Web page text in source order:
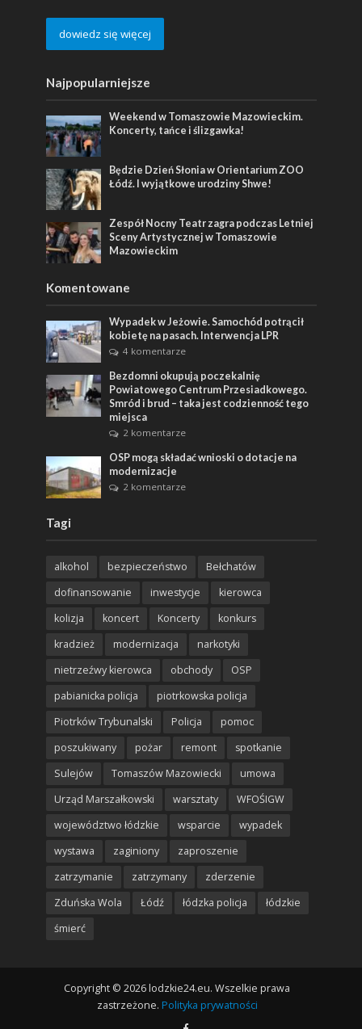
dowiedz się więcej
Najpopularniejsze
Weekend w Tomaszowie Mazowieckim.
Koncerty, tańce i ślizgawka!
Będzie Dzień Słonia w Orientarium ZOO
Łódź. I wyjątkowe urodziny Shwe!
Zespół Nocny Teatr zagra podczas Letniej
Sceny Artystycznej w Tomaszowie
Mazowieckim
Komentowane
Wypadek w Jeżowie. Samochód potrącił
kobietę na pasach. Interwencja LPR
4 komentarze
Bezdomni okupują poczekalnię
Powiatowego Centrum Przesiadkowego.
Smród i brud – taka jest codzienność tego
miejsca
2 komentarze
OSP mogą składać wnioski o dotacje na
modernizacje
2 komentarze
Tagi
alkohol bezpieczeństwo
Bełchatów
dofinansowanie
inwestycje
kierowca
kolizja
koncert Koncerty
konkurs
kradzież
modernizacja
narkotyki
nietrzeźwy kierowca
obchody
OSP
pabianicka policja
piotrkowska policja
Piotrków Trybunalski
Policja
pomoc
poszukiwany
pożar remont
spotkanie
Sulejów
Tomaszów Mazowiecki
umowa
Urząd Marszałkowski
warsztaty
WFOŚIGW
województwo łódzkie
wsparcie
wypadek
wystawa
zaginiony
zaproszenie
zatrzymanie
zatrzymany
zderzenie
Zduńska Wola
Łódź łódzka policja
łódzkie
śmierć
Copyright © 2026 lodzkie24.eu. Wszelkie prawa
zastrzeżone. Polityka prywatności